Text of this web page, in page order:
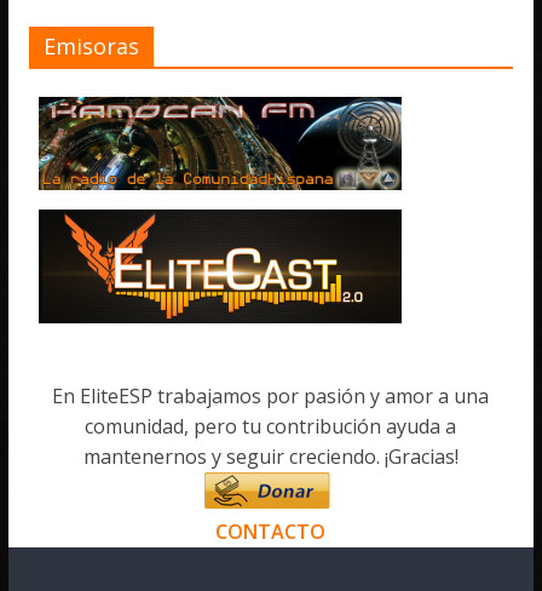
Emisoras
En EliteESP trabajamos por pasión y amor a una
comunidad, pero tu contribución ayuda a
mantenernos y seguir creciendo. ¡Gracias!
CONTACTO